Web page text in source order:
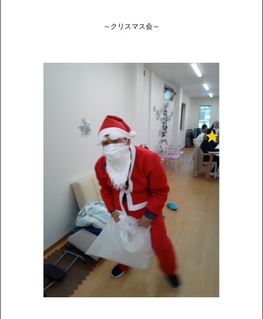
～クリスマス会～